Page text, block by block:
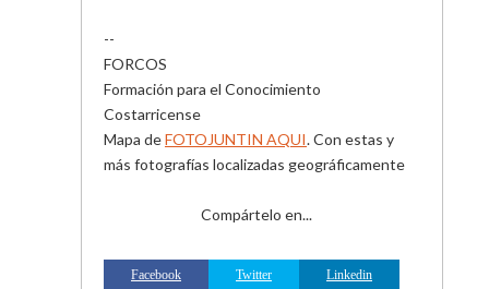
--
FORCOS
Formación para el Conocimiento
Costarricense
Mapa deFOTOJUNTIN AQUI. Con estas y
más fotografías localizadas geográficamente
Compártelo en...
Facebook Twitter Linkedin